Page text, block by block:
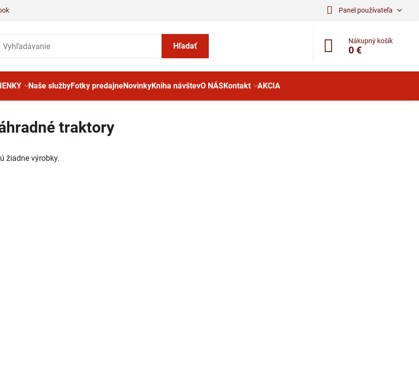
Panel používateľa
Hľadať
Nákupný košík
0 €
Naše službyFotky predajneNovinkyKniha návštevO NÁSKontakt AKCIA
traktory
žiadne výrobky.